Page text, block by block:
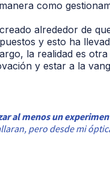
como
creado alrededor de
y esto ha
la realidad es otra
y estar a la
al menos un
pero desde mi